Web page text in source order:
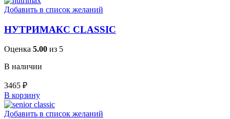
Добавить в список желаний
НУТРИМАКС CLASSIC
Оценка 5.00 из 5
В наличии
3465 ₽
В корзину
Добавить в список желаний